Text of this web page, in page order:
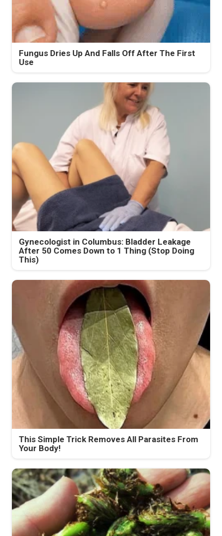
Fungus Dries Up And Falls Off After The First
Use
Gynecologist in Columbus: Bladder Leakage
After 50 Comes Down to 1 Thing (Stop Doing
This)
This Simple Trick Removes All Parasites From
Your Body!